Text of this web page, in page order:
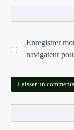
Enregistrer
navigateur